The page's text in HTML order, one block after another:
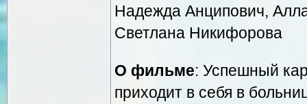
Надежда Анципович,
Светлана Никифорова
О фильме: Успешный
приходит в себя в